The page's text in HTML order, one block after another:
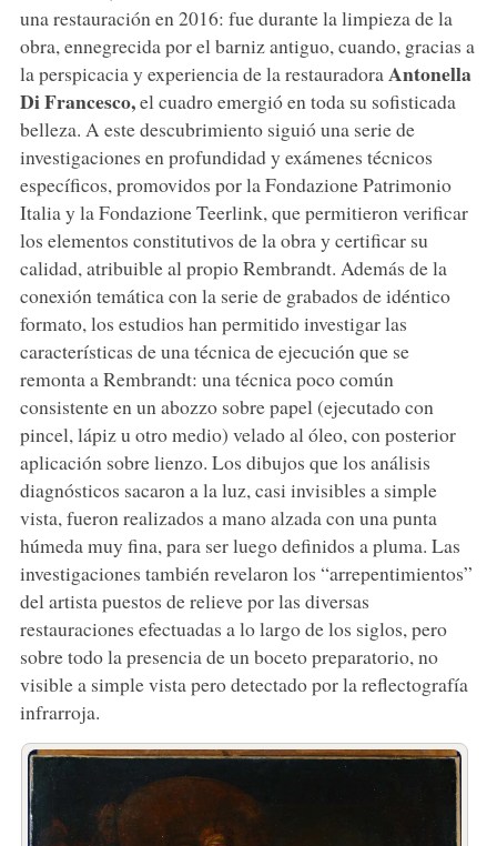
una restauración en 2016: fue durante la limpieza de la
obra, ennegrecida por el barniz antiguo, cuando, gracias a
la perspicacia y experiencia de la restauradora Antonella
Di Francesco,el cuadro emergió en toda su sofisticada
belleza. A este descubrimiento siguió una serie de
investigaciones en profundidad y exámenes técnicos
específicos, promovidos por la Fondazione Patrimonio
Italia y la Fondazione Teerlink, que permitieron verificar
los elementos constitutivos de la obra y certificar su
calidad, atribuible al propio Rembrandt. Además de la
conexión temática con la serie de grabados de idéntico
formato, los estudios han permitido investigar las
características de una técnica de ejecución que se
remonta a Rembrandt: una técnica poco común
consistente en un abozzo sobre papel (ejecutado con
pincel, lápiz u otro medio) velado al óleo, con posterior
aplicación sobre lienzo. Los dibujos que los análisis
diagnósticos sacaron a la luz, casi invisibles a simple
vista, fueron realizados a mano alzada con una punta
húmeda muy fina, para ser luego definidos a pluma. Las
investigaciones también revelaron los “arrepentimientos”
del artista puestos de relieve por las diversas
restauraciones efectuadas a lo largo de los siglos, pero
sobre todo la presencia de un boceto preparatorio, no
visible a simple vista pero detectado por la reflectografía
infrarroja.